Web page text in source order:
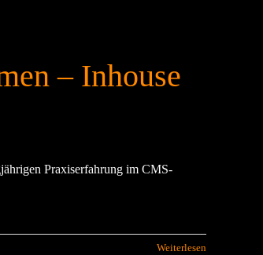
– Inhouse
Praxiserfahrung im CMS-
Weiterlesen